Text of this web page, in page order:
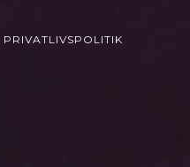
PRIVATLIVSPOLITIK